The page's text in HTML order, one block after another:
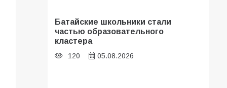
Батайские школьники стали
частью образовательного
кластера
120 05.08.2026